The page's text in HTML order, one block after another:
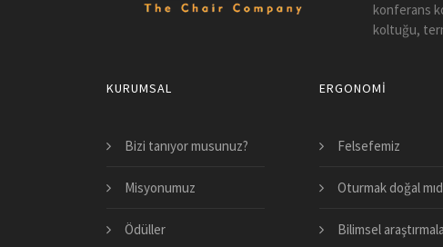
konferans
koltuğu,
KURUMSAL
Bizi tanıyor musunuz?
Misyonumuz
Ödüller
ERGONOMI
Felsefemiz
Oturmak doğal
Bilimsel